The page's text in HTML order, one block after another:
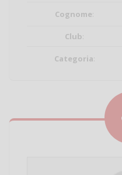
Cognome:
Club:
Categoria: